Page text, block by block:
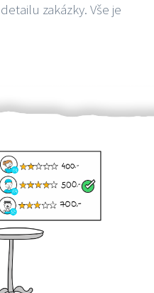
zakázky. Vše je